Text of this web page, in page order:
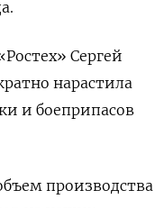
Сергей
нарастила
и боеприпасов
производства